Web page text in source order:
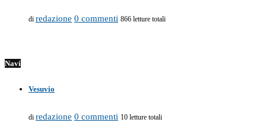
di redazione 0 commenti 866 letture totali
Navi
Vesuvio
di redazione 0 commenti 10 letture totali